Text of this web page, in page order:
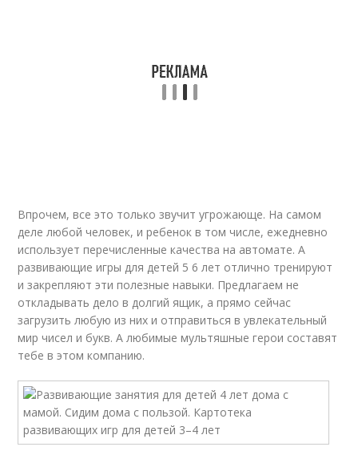
Впрочем, все это только звучит угрожающе. На самом
деле любой человек, и ребенок в том числе, ежедневно
использует перечисленные качества на автомате. А
развивающие игры для детей 5 6 лет отлично тренируют
и закрепляют эти полезные навыки. Предлагаем не
откладывать дело в долгий ящик, а прямо сейчас
загрузить любую из них и отправиться в увлекательный
мир чисел и букв. А любимые мультяшные герои составят
тебе в этом компанию.